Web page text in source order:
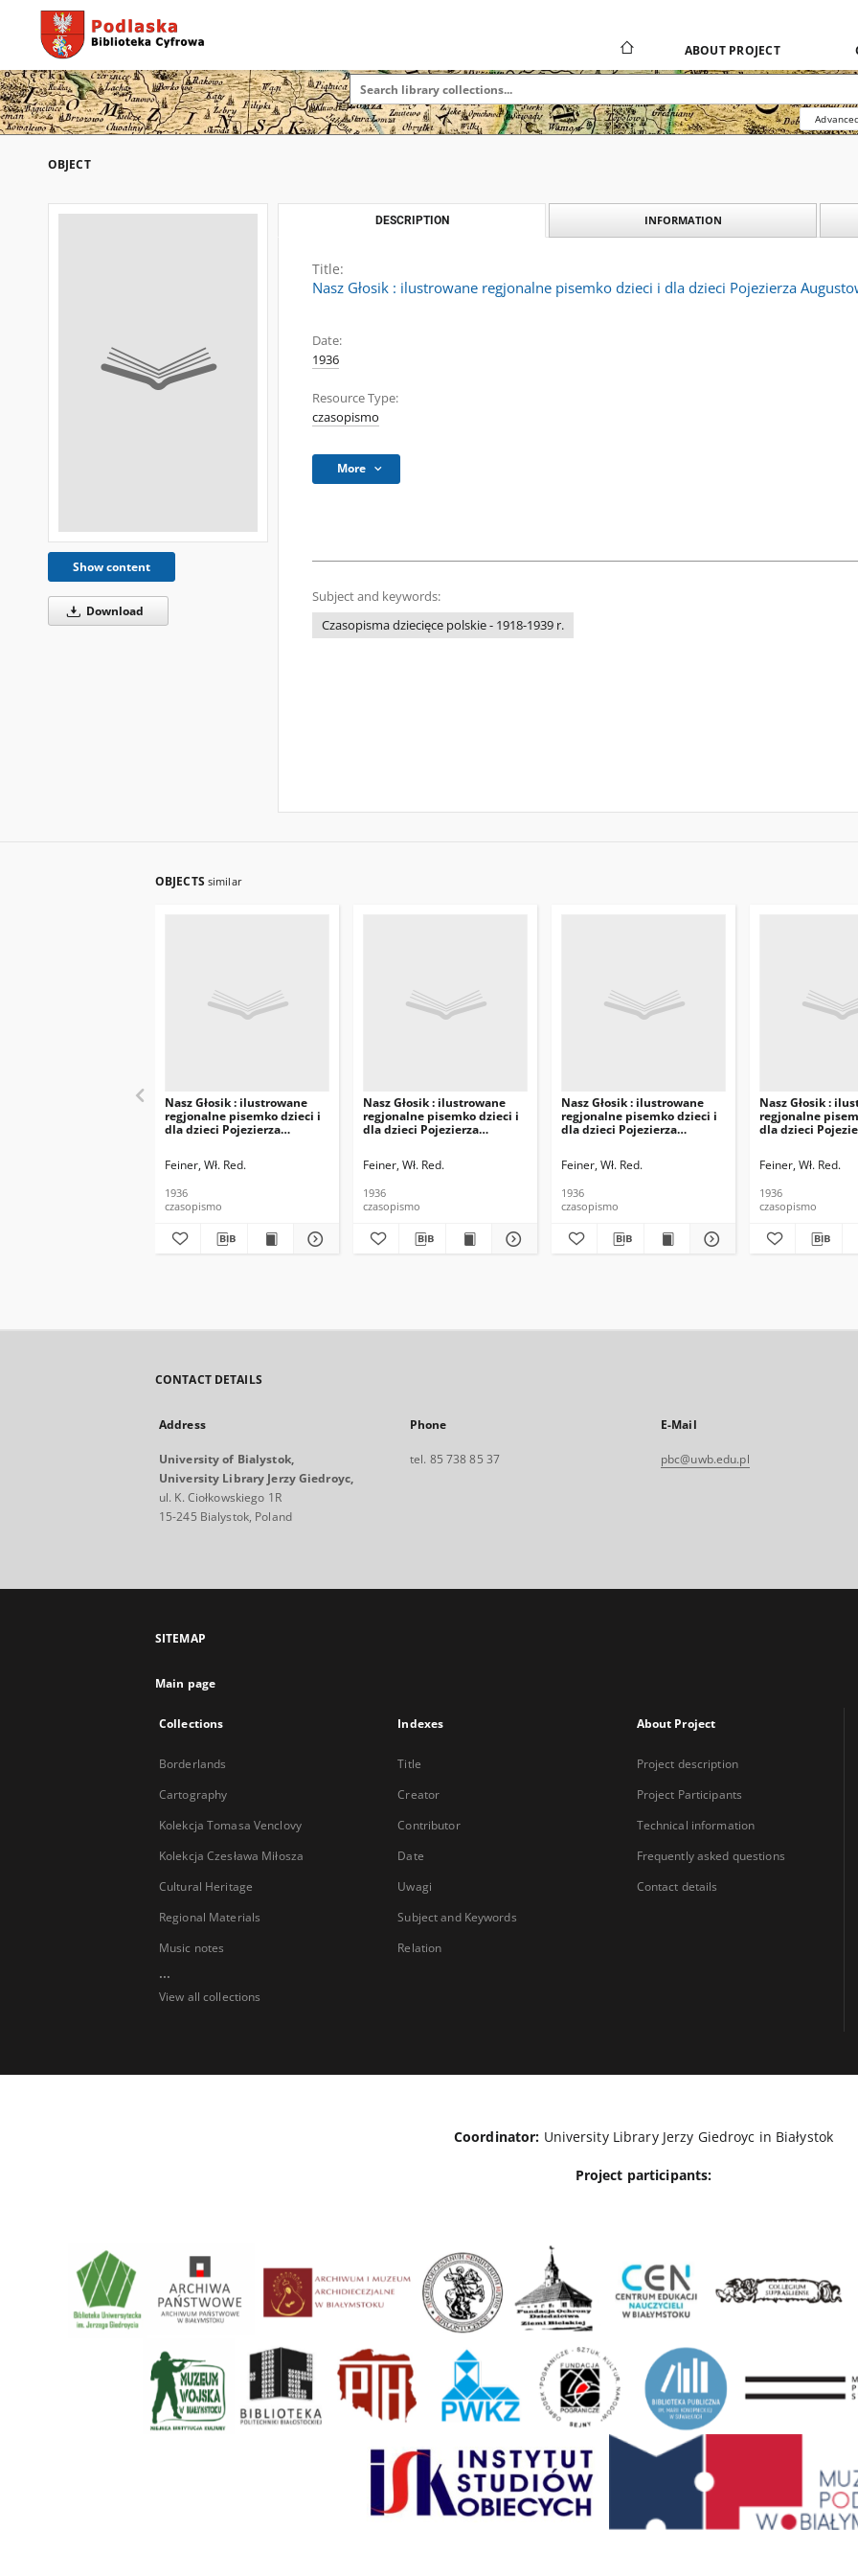
ABOUT PROJECT
OBJECT
Show content
Download
DESCRIPTION INFORMATION
Title:
Nasz Głosik : ilustrowane regjonalne pisemko dzieci i dla dzieci Pojezierza
Date:
1936
Resource Type:
czasopismo
More
Subject and keywords:
Czasopisma dziecięce polskie - 1918-1939 r.
OBJECTS similar
Nasz Głosik : ilustrowane
regjonalne pisemko dzieci i
dla dzieci Pojezierza
Feiner, Wł. Red.
1936
czasopismo
Nasz Głosik : ilustrowane
regjonalne pisemko dzieci i
dla dzieci Pojezierza
Feiner, Wł. Red.
1936
czasopismo
Nasz Głosik : ilustrowane
regjonalne pisemko dzieci i
dla dzieci Pojezierza
Feiner, Wł. Red.
1936
czasopismo
Nasz Głosik :
regjonalne
dla dzieci
Feiner, Wł. Red.
1936
czasopismo
CONTACT DETAILS
Address
University of Bialystok,
University Library Jerzy Giedroyc,
ul. K. Ciołkowskiego 1R
15-245 Bialystok, Poland
Phone
tel. 85 738 85 37
E-Mail
pbc@uwb.edu.pl
SITEMAP
Main page
Collections
Borderlands
Cartography
Kolekcja Tomasa Venclovy
Kolekcja Czesława Miłosza
Cultural Heritage
Regional Materials
Music notes
...
View all collections
Indexes
Title
Creator
Contributor
Date
Uwagi
Subject and Keywords
Relation
About Project
Project description
Project Participants
Technical information
Frequently asked questions
Contact details
Coordinator: University Library Jerzy Giedroyc in Białystok
Project participants: